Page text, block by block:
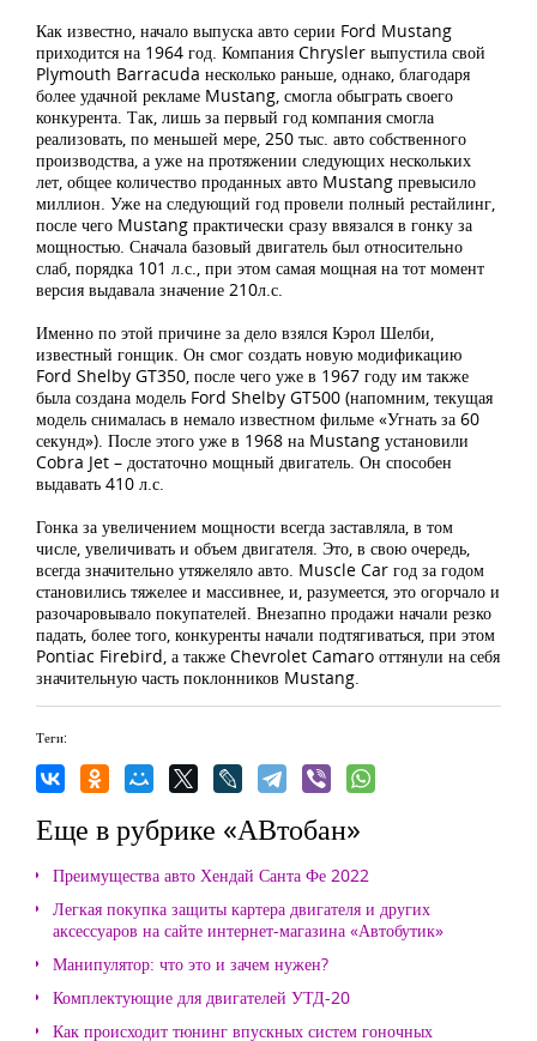
Как известно, начало выпуска авто серии Ford Mustang
приходится на 1964 год. Компания Chrysler выпустила свой
Plymouth Barracuda несколько раньше, однако, благодаря
более удачной рекламе Mustang, смогла обыграть своего
конкурента. Так, лишь за первый год компания смогла
реализовать, по меньшей мере, 250 тыс. авто собственного
производства, а уже на протяжении следующих нескольких
лет, общее количество проданных авто Mustang превысило
миллион. Уже на следующий год провели полный рестайлинг,
после чего Mustang практически сразу ввязался в гонку за
мощностью. Сначала базовый двигатель был относительно
слаб, порядка 101 л.с., при этом самая мощная на тот момент
версия выдавала значение 210л.с.
Именно по этой причине за дело взялся Кэрол Шелби,
известный гонщик. Он смог создать новую модификацию
Ford Shelby GT350, после чего уже в 1967 году им также
была создана модель Ford Shelby GT500 (напомним, текущая
модель снималась в немало известном фильме «Угнать за 60
секунд»). После этого уже в 1968 на Mustang установили
Cobra Jet – достаточно мощный двигатель. Он способен
выдавать 410 л.с.
Гонка за увеличением мощности всегда заставляла, в том
числе, увеличивать и объем двигателя. Это, в свою очередь,
всегда значительно утяжеляло авто. Muscle Car год за годом
становились тяжелее и массивнее, и, разумеется, это огорчало и
разочаровывало покупателей. Внезапно продажи начали резко
падать, более того, конкуренты начали подтягиваться, при этом
Pontiac Firebird, а также Chevrolet Camaro оттянули на себя
значительную часть поклонников Mustang.
Теги:
Еще в рубрике «АВтобан»
Преимущества авто Хендай Санта Фе 2022
Легкая покупка защиты картера двигателя и других
аксессуаров на сайте интернет-магазина «Автобутик»
Манипулятор: что это и зачем нужен?
Комплектующие для двигателей УТД-20
Как происходит тюнинг впускных систем гоночных